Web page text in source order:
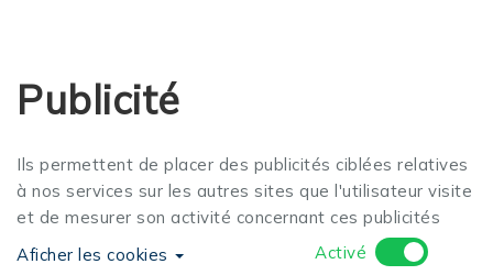
Publicité
Ils permettent de placer des publicités ciblées relatives
à nos services sur les autres sites que l'utilisateur visite
et de mesurer son activité concernant ces publicités
Aficher les cookies
Activé